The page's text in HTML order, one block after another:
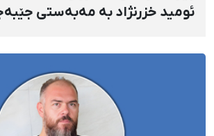
ئومید خزرنژاد بە مەبەستی
ڕاگوێزران